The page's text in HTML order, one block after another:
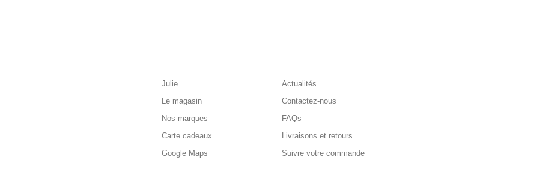
Julie
Le magasin
Nos marques
Carte cadeaux
Google Maps
Actualités
Contactez-nous
FAQs
Livraisons et retours
Suivre votre commande